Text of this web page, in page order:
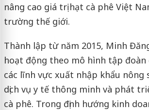
nâng cao giá trị hạt cà phê Việt
trường thế giới.
Thành lập từ năm 2015, Minh
hoạt động theo mô hình tập
các lĩnh vực xuất nhập khẩu nông
dịch vụ y tế thông minh và phát
cà phê. Trong định hướng kinh